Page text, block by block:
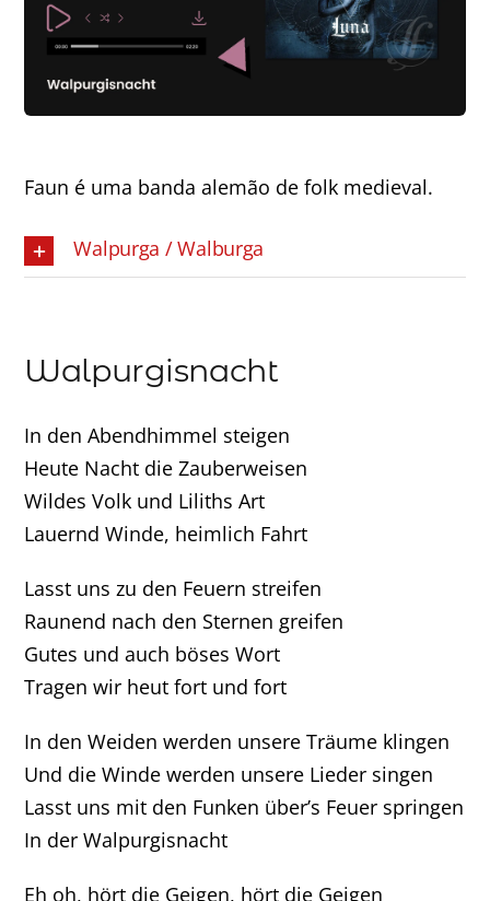
Minha Conta
Faun é uma banda alemão de folk medieval.
Walpurga / Walburga
Walpurgisnacht
In den Abendhimmel steigen
Heute Nacht die Zauberweisen
Wildes Volk und Liliths Art
Lauernd Winde, heimlich Fahrt
Lasst uns zu den Feuern streifen
Raunend nach den Sternen greifen
Gutes und auch böses Wort
Tragen wir heut fort und fort
In den Weiden werden unsere Träume klingen
Und die Winde werden unsere Lieder singen
Lasst uns mit den Funken über’s Feuer springen
In der Walpurgisnacht
Eh oh, hört die Geigen, hört die Geigen